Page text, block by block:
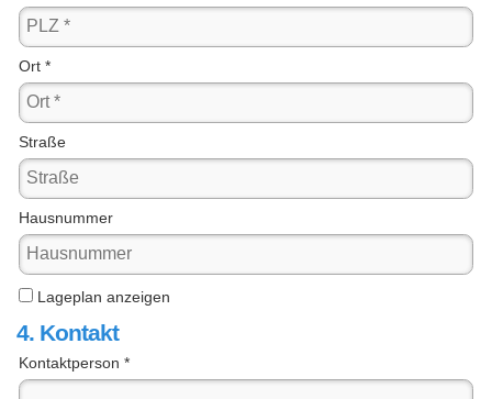
Ort *
Straße
Hausnummer
Lageplan anzeigen
4. Kontakt
Kontaktperson *